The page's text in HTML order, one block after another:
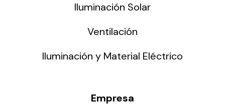
Iluminación Solar
Ventilación
Iluminación y Material Eléctrico
Empresa